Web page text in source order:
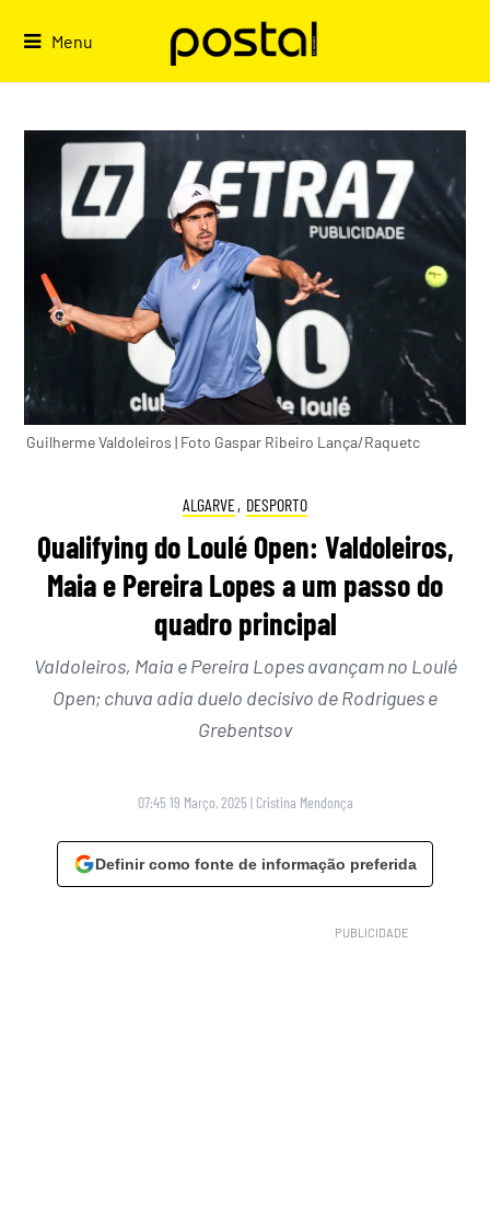
Menu
Guilherme Valdoleiros | Foto Gaspar Ribeiro Lança/Raquetc
ALGARVE, DESPORTO
Qualifying do Loulé Open: Valdoleiros,
Maia e Pereira Lopes a um passo do
quadro principal
Valdoleiros, Maia e Pereira Lopes avançam no Loulé
Open; chuva adia duelo decisivo de Rodrigues e
Grebentsov
07:45 19 Março, 2025 | Cristina Mendonça
Definir como fonte de informação preferida